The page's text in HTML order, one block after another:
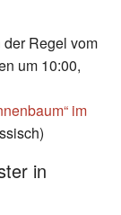
der Regel vom
um 10:00,
im
in